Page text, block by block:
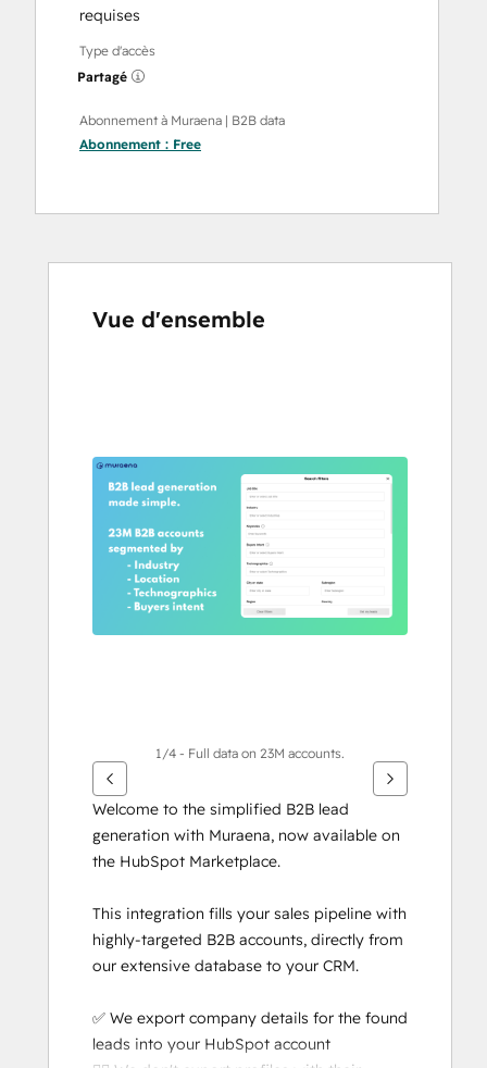
requises
Type d'accès
Partagé
Abonnement à Muraena | B2B data
Abonnement : Free
Vue d'ensemble
flèches
pour
d'autres
éléments
1/4 - Full data on 23M accounts.
Welcome to the simplified B2B lead
generation with Muraena, now available on
the HubSpot Marketplace.
This integration fills your sales pipeline with
highly-targeted B2B accounts, directly from
our extensive database to your CRM.
✅ We export company details for the found
leads into your HubSpot account